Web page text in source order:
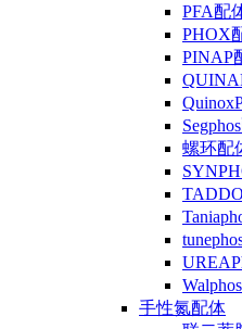
PFA配
PHOX
PINAP
螺环配
手性氮配体